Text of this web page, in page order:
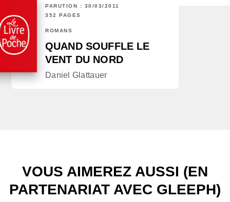
PARUTION : 30/03/2011
352 PAGES
ROMANS
QUAND SOUFFLE LE
VENT DU NORD
Daniel Glattauer
VOUS AIMEREZ AUSSI (EN
PARTENARIAT AVEC GLEEPH)